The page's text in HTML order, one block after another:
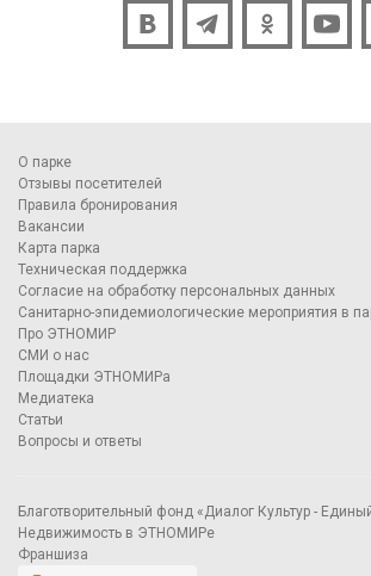
О парке
Отзывы посетителей
Правила бронирования
Вакансии
Карта парка
Техническая поддержка
Согласие на обработку персональных данных
Санитарно-эпидемиологические мероприятия в
Про ЭТНОМИР
СМИ о нас
Площадки ЭТНОМИРа
Медиатека
Статьи
Вопросы и ответы
Благотворительный фонд «Диалог Культур -
Недвижимость в ЭТНОМИРе
Франшиза